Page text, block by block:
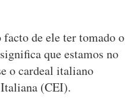
facto de ele ter tomado o
que estamos no
o cardeal italiano
(CEI).